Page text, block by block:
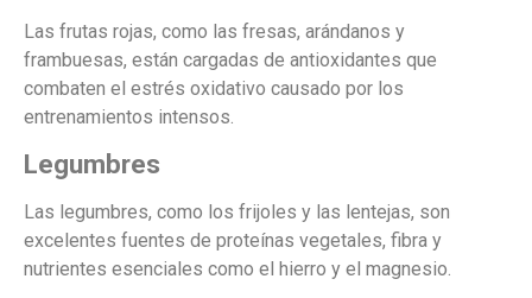
Las frutas rojas, como las fresas, arándanos y
frambuesas, están cargadas de antioxidantes que
combaten el estrés oxidativo causado por los
entrenamientos intensos.
Legumbres
Las legumbres, como los frijoles y las lentejas, son
excelentes fuentes de proteínas vegetales, fibra y
nutrientes esenciales como el hierro y el magnesio.